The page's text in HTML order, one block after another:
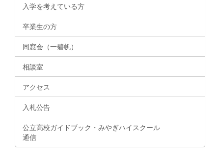
入学を考えている方
卒業生の方
同窓会（一碧帆）
相談室
アクセス
入札公告
公立高校ガイドブック・みやぎハイスクール
通信